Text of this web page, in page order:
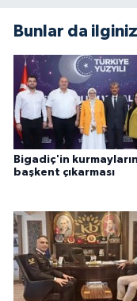
Bunlar da
Bigadiç'in
başkent çıkarması